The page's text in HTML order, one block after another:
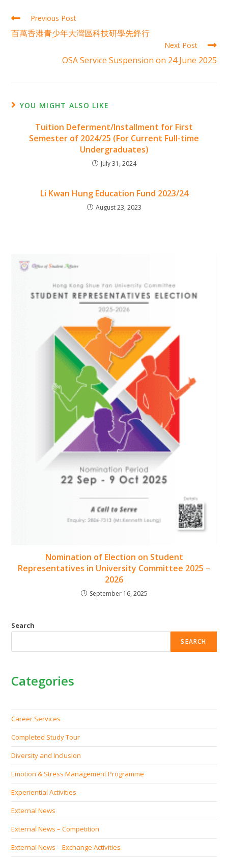
Previous Post
百萬香港青少年大灣區科技研學先鋒行
Next Post
OSA Service Suspension on 24 June 2025
YOU MIGHT ALSO LIKE
Tuition Deferment/Installment for First
Semester of 2024/25 (For Current Full-time
Undergraduates)
July 31, 2024
Li Kwan Hung Education Fund 2023/24
August 23, 2023
Nomination of Election on Student
Representatives in University Committee 2025 –
2026
September 16, 2025
Search
SEARCH
Categories
Career Services
Completed Study Tour
Diversity and Inclusion
Emotion & Stress Management Programme
Experiential Activities
External News
External News – Competition
External News – Exchange Activities